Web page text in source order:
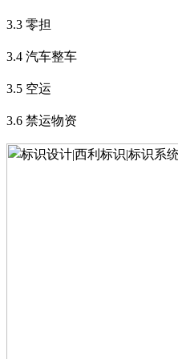
3.3 零担
3.4 汽车整车
3.5 空运
3.6 禁运物资